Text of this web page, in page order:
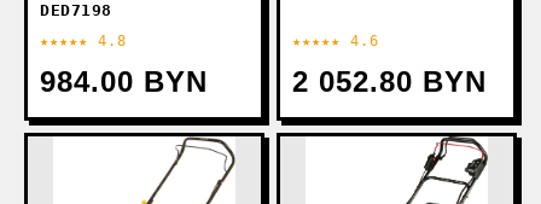
DED7198
★★★★★ 4.8
984.00 BYN
★★★★★ 4.6
2 052.80 BYN